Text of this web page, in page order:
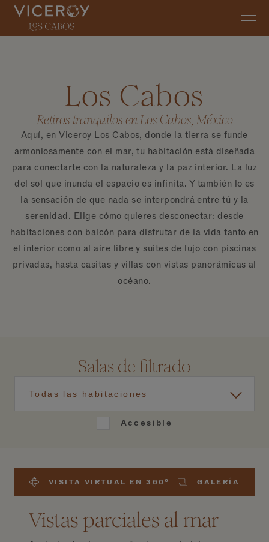
Ir al contenido principal
Los Cabos
Retiros tranquilos en Los Cabos, México
Aquí, en Viceroy Los Cabos, donde la tierra se funde
armoniosamente con el mar, tu habitación está diseñada
para conectarte con la naturaleza y la paz interior. La luz
del sol que inunda el espacio es infinita. Y también lo es
la sensación de que nada se interpondrá entre tú y la
serenidad. Elige cómo quieres desconectar: desde
habitaciones con balcón para disfrutar de la vida tanto en
el interior como al aire libre y suites de lujo con piscinas
privadas, hasta casitas y villas con vistas panorámicas al
océano.
Salas de filtrado
Todas las habitaciones
Accesible
VISITA VIRTUAL EN 360º GALERÍA
Vistas parciales al mar